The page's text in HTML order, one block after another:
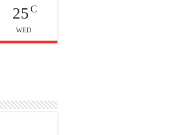
25 C
WED